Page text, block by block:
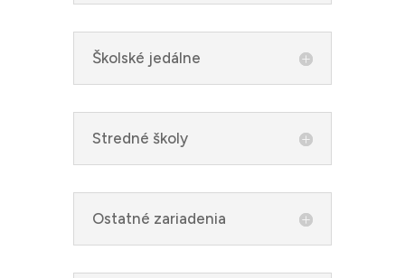
Školské jedálne
Stredné školy
Ostatné zariadenia